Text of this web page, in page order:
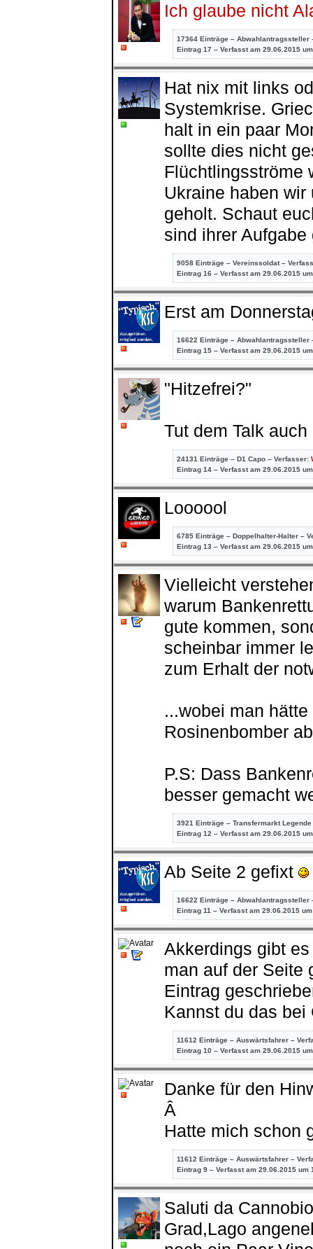
Ich glaube nicht
17364 Einträge – Abwahlantragssteller
Eintrag 17 – Verfasst am 29.06.2015
Hat nix mit links
Systemkrise.
halt in ein paar
sollte dies nicht
Flüchtlingsströme
Ukraine haben
geholt. Schaut
sind ihrer
9058 Einträge – Vereinssoldat –
Eintrag 16 – Verfasst am 29.06.2015
Erst am
16622 Einträge – Abwahlantragssteller
Eintrag 15 – Verfasst am 29.06.2015
"Hitzefrei?"
Tut dem Talk
24131 Einträge – D1 Capo – Verfasser:
Eintrag 14 – Verfasst am 29.06.2015
Loooool
6785 Einträge – Doppelhalter-Halter –
Eintrag 13 – Verfasst am 29.06.2015
Vielleicht
warum
gute kommen,
scheinbar immer
zum Erhalt der
...wobei man
Rosinenbomber
P.S: Dass
besser gemacht
3921 Einträge – Transfermarkt
Eintrag 12 – Verfasst am 29.06.2015
Ab Seite 2 gefixt
16622 Einträge – Abwahlantragssteller
Eintrag 11 – Verfasst am 29.06.2015
Akkerdings gibt
man auf der Seite
Eintrag
Kannst du das
11612 Einträge – Auswärtsfahrer –
Eintrag 10 – Verfasst am 29.06.2015
Danke für den
Â
Hatte mich schon
11612 Einträge – Auswärtsfahrer –
Eintrag 9 – Verfasst am 29.06.2015 um
Saluti da
Grad,Lago